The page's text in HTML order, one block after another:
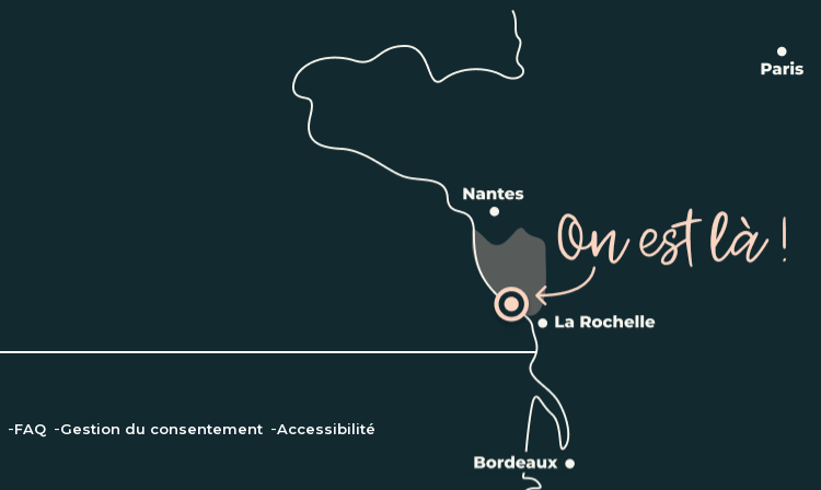
FAQ Gestion du consentement Accessibilité